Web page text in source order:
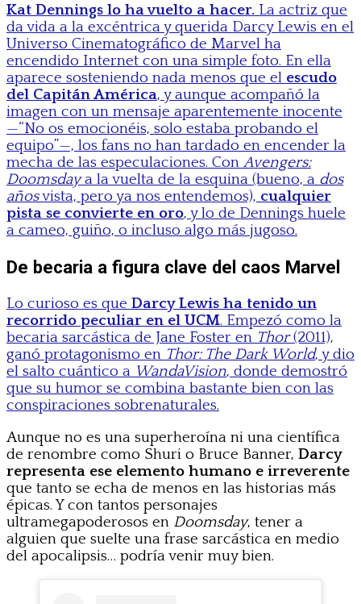
Kat Dennings lo ha vuelto a hacer. La actriz que
da vida a la excéntrica y querida Darcy Lewis en el
Universo Cinematográfico de Marvel ha
encendido Internet con una simple foto. En ella
aparece sosteniendo nada menos que el escudo
del Capitán América, y aunque acompañó la
imagen con un mensaje aparentemente inocente
—“No os emocionéis, solo estaba probando el
equipo”—, los fans no han tardado en encender la
mecha de las especulaciones. ConAvengers:
Doomsdaya la vuelta de la esquina (bueno, a dos
añosvista, pero ya nos entendemos), cualquier
pista se convierte en oro, y lo de Dennings huele
a cameo, guiño, o incluso algo más jugoso.
De becaria a figura clave del caos Marvel
Lo curioso es que Darcy Lewis ha tenido un
recorrido peculiar en el UCM. Empezó como la
becaria sarcástica de Jane Foster en Thor(2011),
ganó protagonismo en Thor: The Dark World, y dio
el salto cuántico a WandaVision, donde demostró
que su humor se combina bastante bien con las
conspiraciones sobrenaturales.
Aunque no es una superheroína ni una científica
de renombre como Shuri o Bruce Banner, Darcy
representa ese elemento humano e irreverente
que tanto se echa de menos en las historias más
épicas. Y con tantos personajes
ultramegapoderosos en Doomsday, tener a
alguien que suelte una frase sarcástica en medio
del apocalipsis… podría venir muy bien.